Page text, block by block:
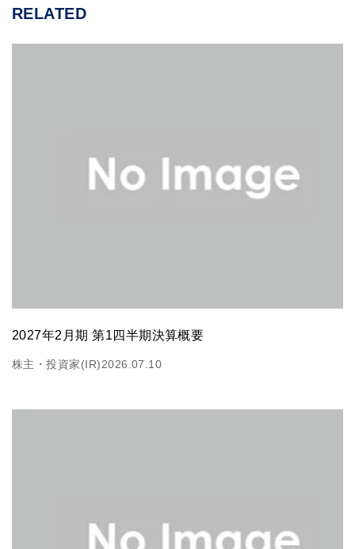
RELATED
2027年2月期 第1四半期決算概要
株主・投資家(IR)2026.07.10